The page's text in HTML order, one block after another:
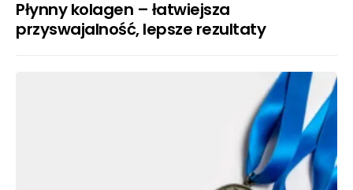
Płynny kolagen – łatwiejsza
przyswajalność, lepsze rezultaty